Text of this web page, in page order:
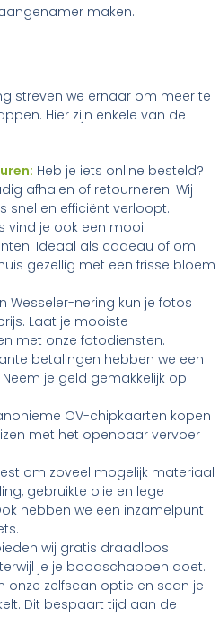
maken.
streven we ernaar om meer te
Hier zijn enkele van de
Heb je iets online besteld?
afhalen of retourneren. Wij
snel en efficiënt verloopt.
vind je ook een mooi
Ideaal als cadeau of om
gezellig met een frisse bloem
Wesseler-nering kun je fotos
Laat je mooiste
met onze fotodiensten.
betalingen hebben we een
je geld gemakkelijk op
OV-chipkaarten kopen
met het openbaar vervoer
om zoveel mogelijk materiaal
gebruikte olie en lege
hebben we een inzamelpunt
wij gratis draadloos
je je boodschappen doet.
onze zelfscan optie en scan je
Dit bespaart tijd aan de